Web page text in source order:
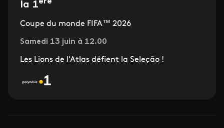
la 1
Coupe du monde FIFA™ 2026
Samedi 13 juin à 12.00
Les Lions de l'Atlas défient la Seleção !